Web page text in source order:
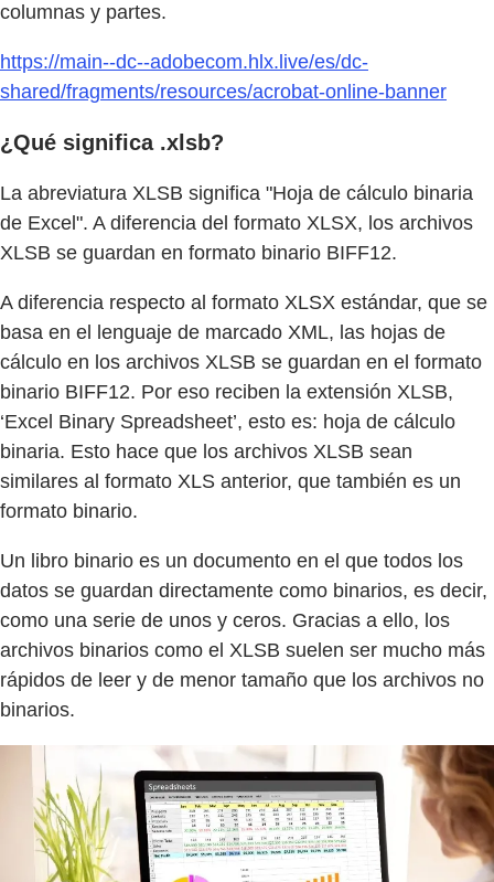
columnas y partes.
https://main--dc--adobecom.hlx.live/es/dc-
shared/fragments/resources/acrobat-online-banner
¿Qué significa .xlsb?
La abreviatura XLSB significa "Hoja de cálculo binaria
de Excel". A diferencia del formato XLSX, los archivos
XLSB se guardan en formato binario BIFF12.
A diferencia respecto al formato XLSX estándar, que se
basa en el lenguaje de marcado XML, las hojas de
cálculo en los archivos XLSB se guardan en el formato
binario BIFF12. Por eso reciben la extensión XLSB,
‘Excel Binary Spreadsheet’, esto es: hoja de cálculo
binaria. Esto hace que los archivos XLSB sean
similares al formato XLS anterior, que también es un
formato binario.
Un libro binario es un documento en el que todos los
datos se guardan directamente como binarios, es decir,
como una serie de unos y ceros. Gracias a ello, los
archivos binarios como el XLSB suelen ser mucho más
rápidos de leer y de menor tamaño que los archivos no
binarios.